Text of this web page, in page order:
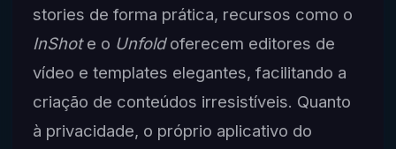
stories de forma prática, recursos como o
InShote o Unfoldoferecem editores de
vídeo e templates elegantes, facilitando a
criação de conteúdos irresistíveis. Quanto
à privacidade, o próprio aplicativo do